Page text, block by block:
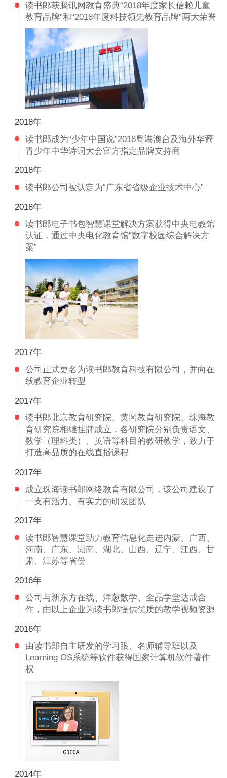
读书郎获腾讯网教育盛典“2018年度家长信赖儿童
教育品牌”和“2018年度科技领先教育品牌”两大荣誉
2018年
读书郎成为“少年中国说”2018粤港澳台及海外华裔
青少年中华诗词大会官方指定品牌支持商
2018年
读书郎公司被认定为“广东省省级企业技术中心”
2018年
读书郎电子书包智慧课堂解决方案获得中央电教馆
认证，通过中央电化教育馆“数字校园综合解决方
案”
2017年
公司正式更名为读书郎教育科技有限公司，并向在
线教育企业转型
2017年
读书郎北京教育研究院、黄冈教育研究院、珠海教
育研究院相继挂牌成立，各研究院分别负责语文、
数学（理科类）、英语等科目的教研教学，致力于
打造高品质的在线直播课程
2017年
成立珠海读书郎网络教育有限公司，该公司建设了
一支有活力、有实力的研发团队
2017年
读书郎智慧课堂助力教育信息化走进内蒙、广西、
河南、广东、湖南、湖北、山西、辽宁、江西、甘
肃、江苏等省份
2016年
公司与新东方在线、洋葱数学、全品学堂达成合
作，由以上企业为读书郎提供优质的教学视频资源
2016年
由读书郎自主研发的学习眼、名师辅导班以及
Learning OS系统等软件获得国家计算机软件著作
权
2014年